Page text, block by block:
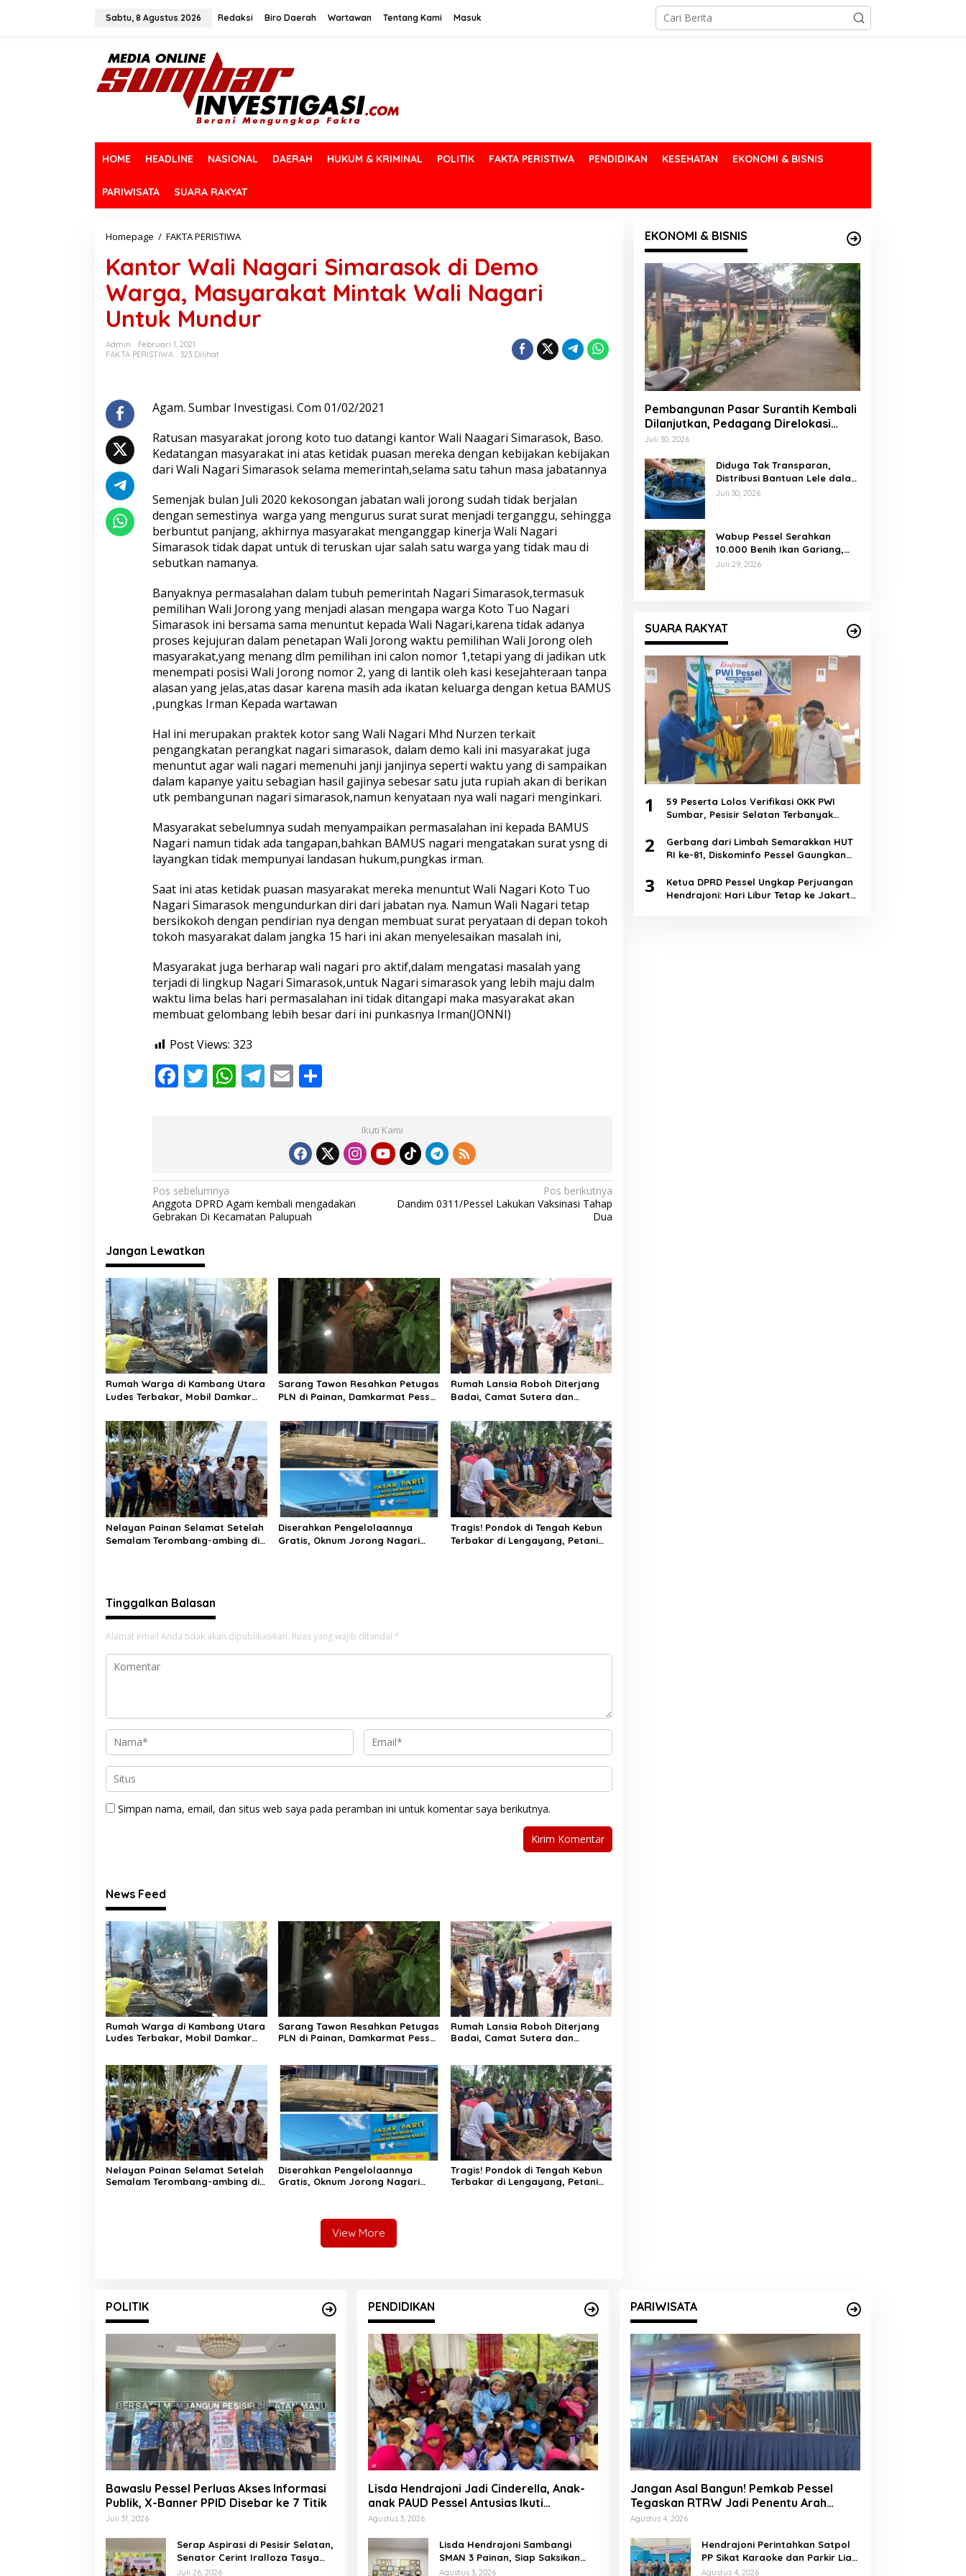
Sabtu, 8 Agustus 2026 Redaksi Biro Daerah Wartawan Tentang Kami Masuk
HOME HEADLINE NASIONAL DAERAH HUKUM & KRIMINAL POLITIK FAKTA PERISTIWA PENDIDIKAN KESEHATAN EKONOMI & BISNIS
PARIWISATA SUARA RAKYAT
Homepage / FAKTA PERISTIWA
n
o
r
W
g
i
S
i
a
r
a
s
o
k
d
D
e
m
o
a
r
g
a
a
s
y
a
r
a
a
t
M
n
t
a
k
W
i
N
a
g
r
i
U
n
t
u
Kantor Wali Nagari Simarasok di Demo
Warga, Masyarakat Mintak Wali Nagari
Untuk Mundur
Admin
Februari 1, 2021
FAKTA PERISTIWA
323 Dilihat
Agam. Sumbar Investigasi. Com 01/02/2021
Ratusan masyarakat jorong koto tuo datangi kantor Wali Naagari Simarasok, Baso.
Kedatangan masyarakat ini atas ketidak puasan mereka dengan kebijakan kebijakan
dari Wali Nagari Simarasok selama memerintah,selama satu tahun masa jabatannya
Semenjak bulan Juli 2020 kekosongan jabatan wali jorong sudah tidak berjalan
dengan semestinya warga yang mengurus surat surat menjadi terganggu, sehingga
berbuntut panjang, akhirnya masyarakat menganggap kinerja Wali Nagari
Simarasok tidak dapat untuk di teruskan ujar salah satu warga yang tidak mau di
sebutkan namanya.
Banyaknya permasalahan dalam tubuh pemerintah Nagari Simarasok,termasuk
pemilihan Wali Jorong yang menjadi alasan mengapa warga Koto Tuo Nagari
Simarasok ini bersama sama menuntut kepada Wali Nagari,karena tidak adanya
proses kejujuran dalam penetapan Wali Jorong waktu pemilihan Wali Jorong oleh
masyarakat,yang menang dlm pemilihan ini calon nomor 1,tetapi yang di jadikan utk
menempati posisi Wali Jorong nomor 2, yang di lantik oleh kasi kesejahteraan tanpa
alasan yang jelas,atas dasar karena masih ada ikatan keluarga dengan ketua BAMUS
,pungkas Irman Kepada wartawan
Hal ini merupakan praktek kotor sang Wali Nagari Mhd Nurzen terkait
pengangkatan perangkat nagari simarasok, dalam demo kali ini masyarakat juga
menuntut agar wali nagari memenuhi janji janjinya seperti waktu yang di sampaikan
dalam kapanye yaitu sebagian hasil gajinya sebesar satu juta rupiah akan di berikan
utk pembangunan nagari simarasok,namun kenyataan nya wali nagari menginkari.
Masyarakat sebelumnya sudah menyampaikan permasalahan ini kepada BAMUS
Nagari namun tidak ada tangapan,bahkan BAMUS nagari mengatakan surat ysng di
layangkan tidak mempunyai landasan hukum,pungkas irman.
Saat ini atas ketidak puasan masyarakat mereka menuntut Wali Nagari Koto Tuo
Nagari Simarasok mengundurkan diri dari jabatan nya. Namun Wali Nagari tetap
bersikokoh dengan pendirian nya dengan membuat surat peryataan di depan tokoh
tokoh masyarakat dalam jangka 15 hari ini akan menyelesaikan masalah ini,
Masyarakat juga berharap wali nagari pro aktif,dalam mengatasi masalah yang
terjadi di lingkup Nagari Simarasok,untuk Nagari simarasok yang lebih maju dalm
waktu lima belas hari permasalahan ini tidak ditangapi maka masyarakat akan
membuat gelombang lebih besar dari ini punkasnya Irman(JONNI)
Post Views: 323
F
o
k
T W
p
p
T
m
E
l
S
e Ikuti Kami
N
a
i
g
a
s
i
p
o
s
Pos sebelumnya
Anggota DPRD Agam kembali mengadakan
Gebrakan Di Kecamatan Palupuah
Pos berikutnya
Dandim 0311/Pessel Lakukan Vaksinasi Tahap
Dua
Jangan Lewatkan
Rumah Warga di Kambang Utara
Ludes Terbakar, Mobil Damkar
Sarang Tawon Resahkan Petugas
PLN di Painan, Damkarmat Pessel
Rumah Lansia Roboh Diterjang
Badai, Camat Sutera dan
Nelayan Painan Selamat Setelah
Semalam Terombang-ambing di
Diserahkan Pengelolaannya
Gratis, Oknum Jorong Nagari
Tragis! Pondok di Tengah Kebun
Terbakar di Lengayang, Petani
Tinggalkan Balasan
Alamat email Anda tidak akan dipublikasikan. Ruas yang wajib ditandai *
Simpan nama, email, dan situs web saya pada peramban ini untuk komentar saya berikutnya.
News Feed
Rumah Warga di Kambang Utara
Ludes Terbakar, Mobil Damkar
Sarang Tawon Resahkan Petugas
PLN di Painan, Damkarmat Pessel
Rumah Lansia Roboh Diterjang
Badai, Camat Sutera dan
Nelayan Painan Selamat Setelah
Semalam Terombang-ambing di
Diserahkan Pengelolaannya
Gratis, Oknum Jorong Nagari
Tragis! Pondok di Tengah Kebun
Terbakar di Lengayang, Petani
View More
EKONOMI & BISNIS
Pembangunan Pasar Surantih Kembali
Dilanjutkan, Pedagang Direlokasi
Sementara ke Lapangan Gadih
Juli 30, 2026
Diduga Tak Transparan,
Distribusi Bantuan Lele dalam
Ember di Koto Taratak Sutera
Juli 30, 2026
Wabup Pessel Serahkan
10.000 Benih Ikan Gariang,
Perkuat Restocking Sungai
Juli 29, 2026
SUARA RAKYAT
1
59 Peserta Lolos Verifikasi OKK PWI
Sumbar, Pesisir Selatan Terbanyak
2
Gerbang dari Limbah Semarakkan HUT
RI ke-81, Diskominfo Pessel Gaungkan
3
Ketua DPRD Pessel Ungkap Perjuangan
Hendrajoni: Hari Libur Tetap ke Jakarta
POLITIK
Bawaslu Pessel Perluas Akses Informasi
Publik, X-Banner PPID Disebar ke 7 Titik
Juli 31, 2026
Serap Aspirasi di Pesisir Selatan,
Senator Cerint Iralloza Tasya
Soroti BPJS hingga Kurikulum
Juli 26, 2026
PENDIDIKAN
Lisda Hendrajoni Jadi Cinderella, Anak-
anak PAUD Pessel Antusias Ikuti
Dongeng
Agustus 3, 2026
Lisda Hendrajoni Sambangi
SMAN 3 Painan, Siap Saksikan
Perjuangan Tim LCC Empat Pilar
Agustus 3, 2026
PARIWISATA
Jangan Asal Bangun! Pemkab Pessel
Tegaskan RTRW Jadi Penentu Arah
Pembangunan
Agustus 4, 2026
Hendrajoni Perintahkan Satpol
PP Sikat Karaoke dan Parkir Liar
di Pesisir Selatan
Agustus 4, 2026